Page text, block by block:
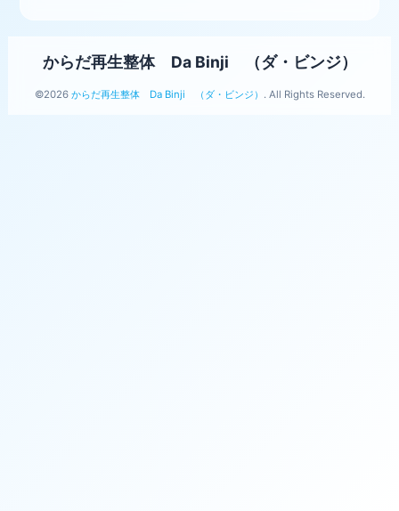
からだ再生整体 Da Binji （ダ・ビンジ）
©2026 からだ再生整体 Da Binji （ダ・ビンジ） . All Rights Reserved.